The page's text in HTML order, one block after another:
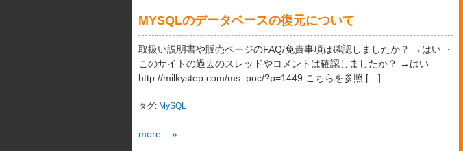
MYSQLのデータベースの復元について
取扱い説明書や販売ページのFAQ/免責事項は確認しましたか？ →はい ・
このサイトの過去のスレッドやコメントは確認しましたか？ →はい
http://milkystep.com/ms_poc/?p=1449 こちらを参照 […]
タグ: MySQL
more... »